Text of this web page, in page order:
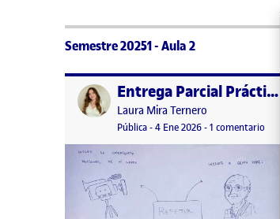
Semestre 20251 - Aula 2
Publicado por Entrega Parcial Práctica
Publicado por
Laura Mira Ternero
Visibilidad:
Pública-Fecha de publicación
4 Ene 2026-1 comentario